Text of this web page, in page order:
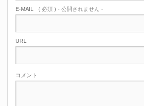
E-MAIL ( 必須 ) - 公開されません -
URL
コメント